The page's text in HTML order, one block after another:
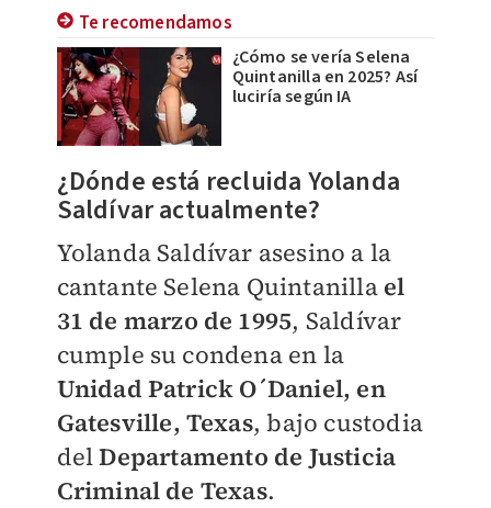
Te recomendamos
¿Cómo se vería Selena
Quintanilla en 2025? Así
luciría según IA
¿Dónde está recluida Yolanda
Saldívar actualmente?
Yolanda Saldívar asesino a la
cantante Selena Quintanilla el
31 de marzo de 1995, Saldívar
cumple su condena en la
Unidad Patrick O´Daniel, en
Gatesville, Texas, bajo custodia
delDepartamento de Justicia
Criminal de Texas.